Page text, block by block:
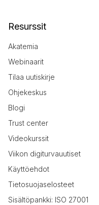
Resurssit
Akatemia
Webinaarit
Tilaa uutiskirje
Ohjekeskus
Blogi
Trust center
Videokurssit
Viikon digiturvauutiset
Käyttöehdot
Tietosuojaselosteet
Sisältöpankki: ISO 27001